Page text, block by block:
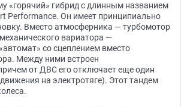
«горячий» гибрид с длинным названием
Performance. Он имеет принципиально
Вместо атмосферника — турбомотор
вариатора —
со сцеплением вместо
Между ними встроен
от ДВС его отключает еще один
на электротяге). Этот тандем